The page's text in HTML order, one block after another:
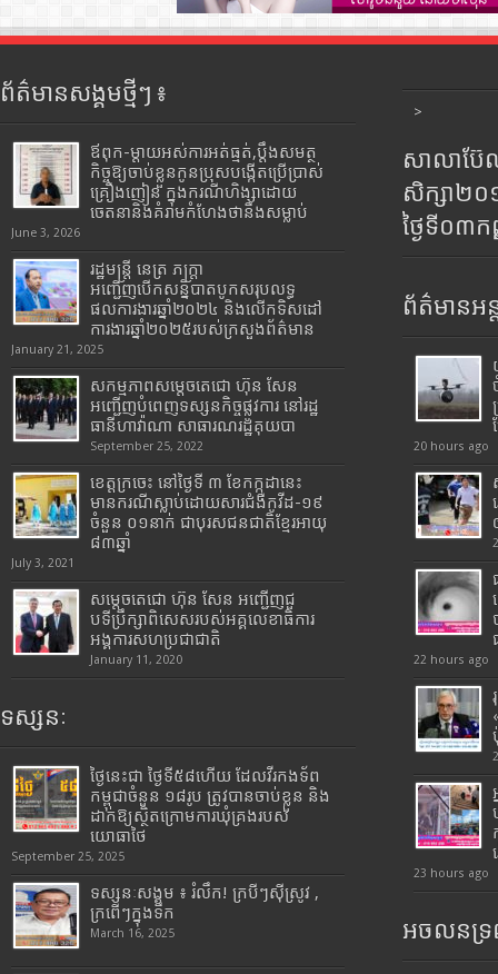
ព័ត៌មានសង្គមថ្មីៗ ៖
ឪពុក-ម្ដាយអស់ការអត់ធ្មត់,ប្ដឹងសមត្ថ
កិច្ចឱ្យចាប់ខ្លួនកូនប្រុសបង្កើតប្រើប្រាស់
គ្រឿងញៀន ក្នុងករណីហិង្សាដោយ
ចេតនានិងគំរាមកំហែងថានឹងសម្លាប់
June 3, 2026
រដ្ឋមន្រ្តី​ នេត្រ​ ភក្ត្រា​
អញ្ជើញបើកសន្និបាតបូកសរុបលទ្ធ
ផលការងារឆ្នាំ២០២៤ និងលើកទិសដៅ
ការងារឆ្នាំ២០២៥របស់​ក្រសួង​ព័ត៌មាន​
January 21, 2025
សកម្មភាពសម្តេចតេជោ ហ៊ុន សែន
អញ្ជើញបំពេញទស្សនកិច្ចផ្លូវការ នៅរដ្ឋ
ធានីហាវ៉ាណា សាធារណរដ្ឋគុយបា
September 25, 2022
ខេត្តក្រចេះ នៅថ្ងៃទី ៣ ខែកក្កដានេះ
មានករណីស្លាប់ដោយសារជំងឺកូវីដ-១៩
ចំនួន ០១នាក់ ជាបុរសជនជាតិខ្មែរអាយុ
៨៣ឆ្នាំ
July 3, 2021
សម្តេចតេជោ ហ៊ុន សែន អញ្ជើញជួ
បទីប្រឹក្សាពិសេសរបស់អគ្គលេខាធិការ
អង្គការសហប្រជាជាតិ
January 11, 2020
ទស្សនៈ
ថ្ងៃនេះជា ថ្ងៃទី៥៨ហើយ ដែលវីរកងទ័ព
កម្ពុជាចំនួន ១៨រូប ត្រូវបានចាប់ខ្លួន និង
ដាក់ឱ្យស្ថិតក្រោមការឃុំគ្រងរបស់
យោធាថៃ
September 25, 2025
ទស្សនៈសង្គម ៖ រំលឹក! ក្របីៗស៊ីស្រូវ ,
ក្រពើៗក្នុងទឹក
March 16, 2025
>
សាលាប៊ែ
សិក្សា២
ថ្ងៃទី០៣
ព័ត៌មានអន្
20 hours ago
22 hours ago
23 hours ago
អចលនទ្រ